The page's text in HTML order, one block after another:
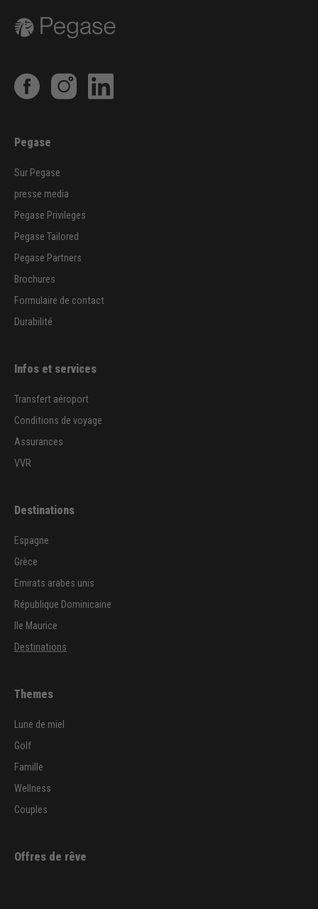
Pegase
Sur Pegase
presse media
Pegase Privileges
Pegase Tailored
Pegase Partners
Brochures
Formulaire de contact
Durabilité
Infos et services
Transfert aéroport
Conditions de voyage
Assurances
VVR
Destinations
Espagne
Grèce
Emirats arabes unis
République Dominicaine
Ile Maurice
Destinations
Themes
Lune de miel
Golf
Famille
Wellness
Couples
Offres de rêve